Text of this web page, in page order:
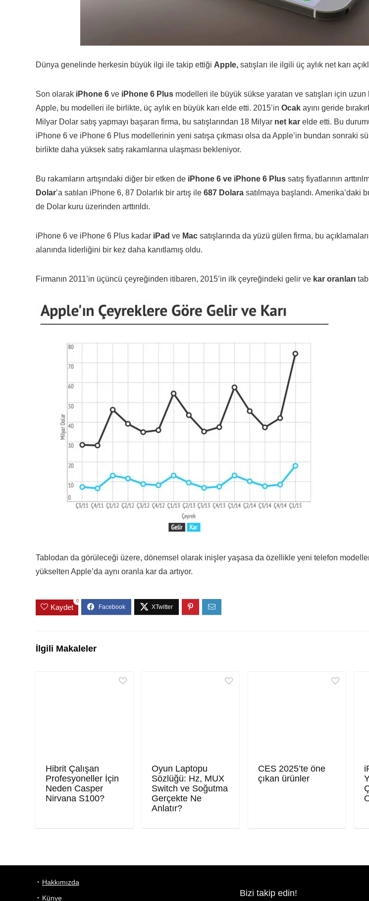
Dünya genelinde herkesin büyük ilgi ile takip ettiği Apple, satışları ile ilgili üç aylık net karı
Son olarak iPhone 6 ve iPhone 6 Plus modelleri ile büyük sükse yaratan ve satışları için uzun
Apple, bu modelleri ile birlikte, üç aylık en büyük karı elde etti. 2015’in Ocak ayını geride
Milyar Dolar satış yapmayı başaran firma, bu satışlarından 18 Milyar net kar elde etti. Bu
iPhone 6 ve iPhone 6 Plus modellerinin yeni satışa çıkması olsa da Apple’in bundan sonraki
birlikte daha yüksek satış rakamlarına ulaşması bekleniyor.
Bu rakamların artışındaki diğer bir etken de iPhone 6 ve iPhone 6 Plus satış fiyatlarının
Dolar’a satılan iPhone 6, 87 Dolarlık bir artış ile 687 Dolara satılmaya başlandı. Amerika’daki
de Dolar kuru üzerinden arttırıldı.
iPhone 6 ve iPhone 6 Plus kadar iPad ve Mac satışlarında da yüzü gülen firma, bu
alanında liderliğini bir kez daha kanıtlamış oldu.
Firmanın 2011’in üçüncü çeyreğinden itibaren, 2015’in ilk çeyreğindeki gelir ve kar oranları
Tablodan da görüleceği üzere, dönemsel olarak inişler yaşasa da özellikle yeni telefon
yükselten Apple’da aynı oranla kar da artıyor.
Kaydet
0
İlgili Makaleler
Hibrit Çalışan
Profesyoneller İçin
Neden Casper
Nirvana S100?
Oyun Laptopu
Sözlüğü: Hz, MUX
Switch ve Soğutma
Gerçekte Ne
Anlatır?
CES 2025’te öne
çıkan ürünler
Hakkımızda
Künye
Bizi takip edin!